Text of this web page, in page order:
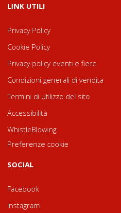
LINK UTILI
Privacy Policy
Cookie Policy
Privacy policy eventi e fiere
Condizioni generali di vendita
Termini di utilizzo del sito
Accessibilità
WhistleBlowing
Preferenze cookie
SOCIAL
Facebook
Instagram